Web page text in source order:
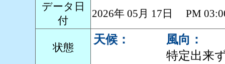
データ日
付
2026年 05月 17日 PM
状態
天候：
風向：
特定出来